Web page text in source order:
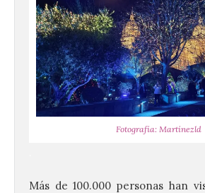
Fotografía: Martínezld
Más de 100.000 personas han